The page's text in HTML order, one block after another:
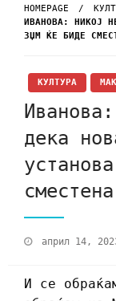
HOMEPAGE
ИВАНОВА: НИКОЈ
ЗЏМ ЌЕ БИДЕ
КУЛТУРА
дека
април 14,
И се